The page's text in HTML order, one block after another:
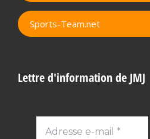
Sports-Team.net
Lettre d'information de JMJ
Adresse